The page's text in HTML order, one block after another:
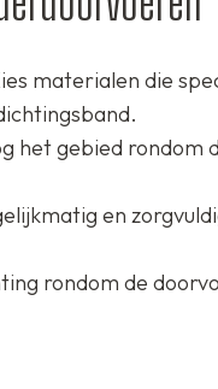
materialen die
het gebied rondom
en
rondom de